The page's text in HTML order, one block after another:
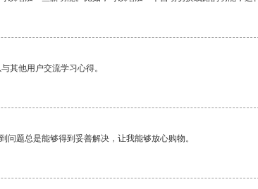
其他用户交流学习心得。
问题总是能够得到妥善解决，让我能够放心购物。